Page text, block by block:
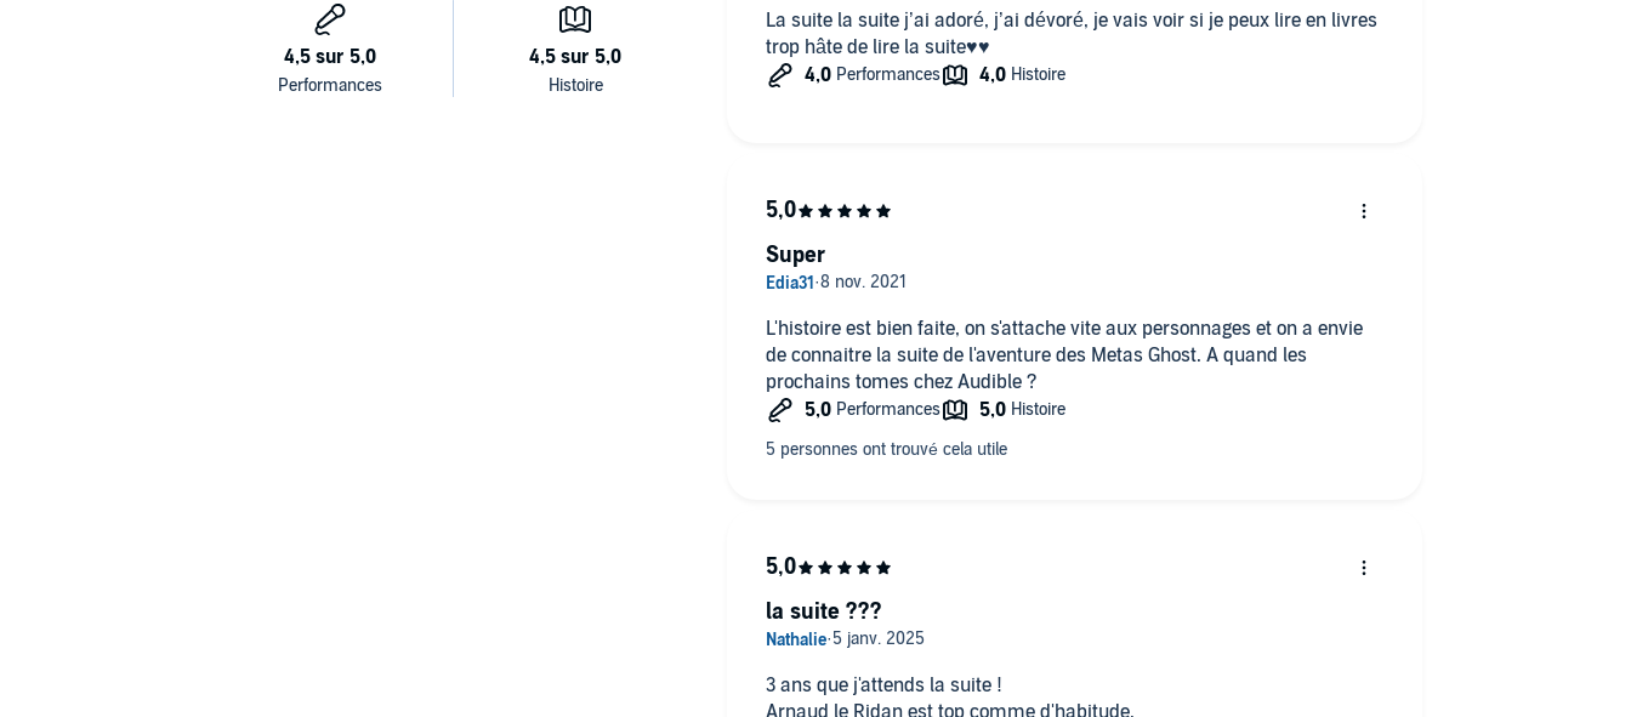
La suite la suite j’ai adoré, j’ai dévoré, je vais voir si je peux lire en livres
trop hâte de lire la suite♥️♥️
L'histoire est bien faite, on s'attache vite aux personnages et on a envie
de connaitre la suite de l'aventure des Metas Ghost. A quand les
prochains tomes chez Audible ?
Super
3 ans que j'attends la suite !
Arnaud le Ridan est top comme d'habitude.
la suite ???